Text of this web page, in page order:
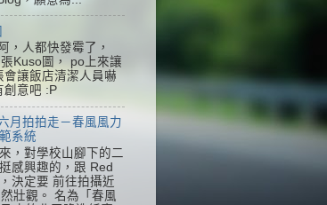
，人都快發霉了，
Kuso圖， po上來讓
讓飯店清潔人員嚇
意吧 :P
月拍拍走－春風風力
系統
，對學校山腳下的二
感興趣的，跟 Red
決定要 前往拍攝近
壯觀。 名為「春風